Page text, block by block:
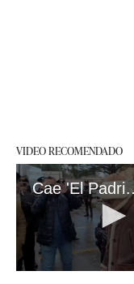
VIDEO RECOMENDADO
Cae 'El Padrino': Detienen